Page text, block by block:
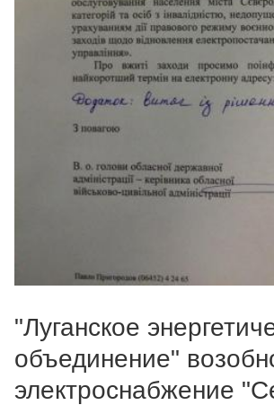
"Луганское
объединение"
электроснабжение